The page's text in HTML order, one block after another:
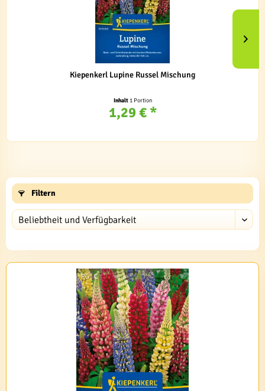
Kiepenkerl Lupine Russel Mischung
Inhalt 1 Portion
1,29 € *
Filtern